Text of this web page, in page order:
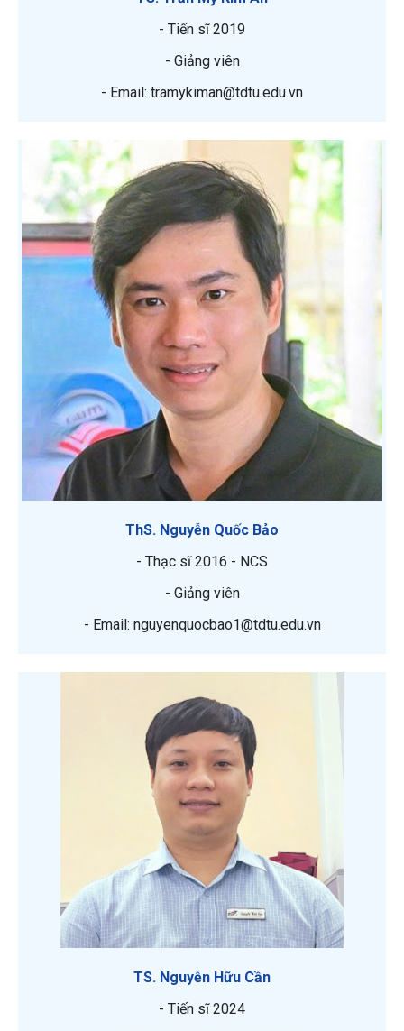
- Tiến sĩ 2019
- Giảng viên
- Email: tramykiman@tdtu.edu.vn
ThS. Nguyễn Quốc Bảo
- Thạc sĩ 2016 - NCS
- Giảng viên
- Email: nguyenquocbao1@tdtu.edu.vn
TS. Nguyễn Hữu Cần
- Tiến sĩ 2024